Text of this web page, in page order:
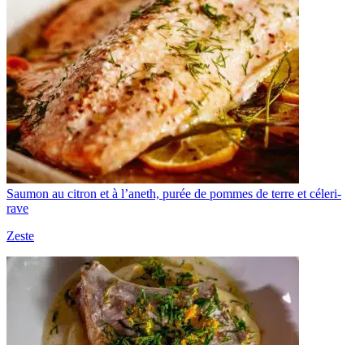
Saumon au citron et à l’aneth, purée de pommes de terre et céleri-
rave
Zeste